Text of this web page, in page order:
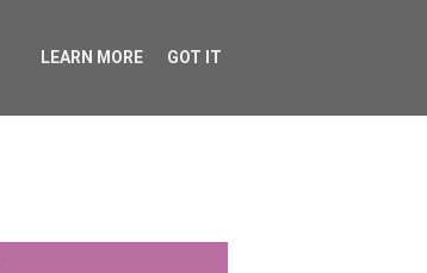
LEARN MORE GOT IT